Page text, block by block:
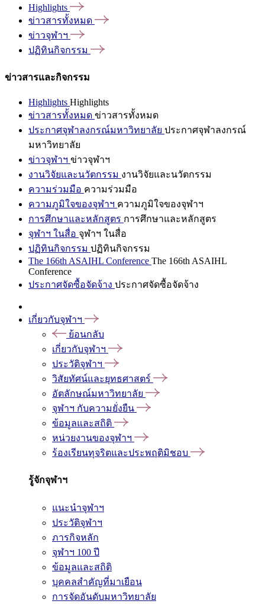
Highlights
ข่าวสารทั้งหมด
ข่าวจุฬาฯ
ปฏิทินกิจกรรม
ข่าวสารและกิจกรรม
Highlights Highlights
ข่าวสารทั้งหมด ข่าวสารทั้งหมด
ประกาศจุฬาลงกรณ์มหาวิทยาลัย ประกาศจุฬาลงกรณ์
มหาวิทยาลัย
ข่าวจุฬาฯ ข่าวจุฬาฯ
งานวิจัยและนวัตกรรม งานวิจัยและนวัตกรรม
ความร่วมมือ ความร่วมมือ
ความภูมิใจของจุฬาฯ ความภูมิใจของจุฬาฯ
การศึกษาและหลักสูตร การศึกษาและหลักสูตร
จุฬาฯ ในสื่อ จุฬาฯ ในสื่อ
ปฏิทินกิจกรรม ปฏิทินกิจกรรม
The 166th ASAIHL Conference The 166th ASAIHL
Conference
ประกาศจัดซื้อจัดจ้าง ประกาศจัดซื้อจัดจ้าง
เกี่ยวกับจุฬาฯ
ย้อนกลับ
เกี่ยวกับจุฬาฯ
ประวัติจุฬาฯ
วิสัยทัศน์และยุทธศาสตร์
อัตลักษณ์มหาวิทยาลัย
จุฬาฯ กับความยั่งยืน
ข้อมูลและสถิติ
หน่วยงานของจุฬาฯ
ร้องเรียนทุจริตและประพฤติมิชอบ
รู้จักจุฬาฯ
แนะนำจุฬาฯ
ประวัติจุฬาฯ
ภารกิจหลัก
จุฬาฯ 100 ปี
ข้อมูลและสถิติ
บุคคลสำคัญที่มาเยือน
การจัดอันดับมหาวิทยาลัย